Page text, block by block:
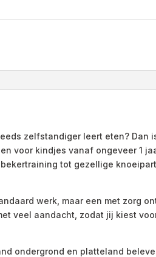
zelfstandiger leert eten? Dan
voor kindjes vanaf ongeveer 1
tot gezellige
werk, maar een met zorg
veel aandacht, zodat jij kiest
ondergrond en platteland